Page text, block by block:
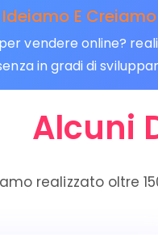
Ideiamo E
vendere online?
in gradi di
Alcuni
realizzato oltre